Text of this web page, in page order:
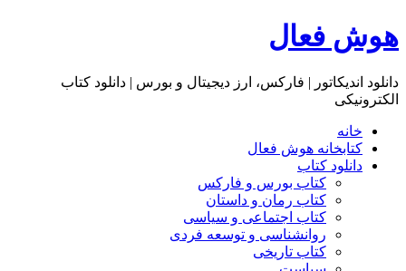
هوش فعال
دانلود اندیکاتور | فارکس، ارز دیجیتال و بورس | دانلود کتاب
الکترونیکی
خانه
کتابخانه هوش فعال
دانلود کتاب
کتاب بورس و فارکس
کتاب رمان و داستان
کتاب اجتماعی و سیاسی
روانشناسی و توسعه فردی
کتاب تاریخی